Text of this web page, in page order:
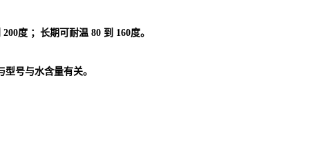
度 ；长期可耐温 80 到 160度。
号与水含量有关。